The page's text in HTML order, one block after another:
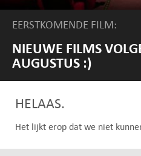
EERSTKOMENDE FILM:
NIEUWE FILMS
AUGUSTUS :)
HELAAS.
Het lijkt erop dat we niet